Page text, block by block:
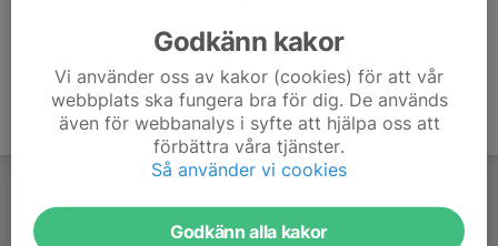
Godkänn kakor
Vi använder oss av kakor (cookies) för att vår
webbplats ska fungera bra för dig. De används
även för webbanalys i syfte att hjälpa oss att
förbättra våra tjänster.
Så använder vi cookies
Godkänn alla kakor